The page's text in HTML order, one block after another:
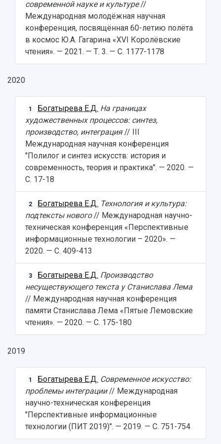
современной науке и культуре//
Международная молодёжная научная
конференция, посвящённая 60-летию полёта
в космос Ю.А. Гагарина «XVI Королёвские
чтения». — 2021. — Т. 3. — С. 1177-1178
2020
1 Богатырева Е.Д. На границах
художественных процессов: синтез,
производство, интеграция// III
Международная научная конференция
"Полилог и синтез искусств: история и
современность, теория и практика". — 2020. —
С. 17-18
2 Богатырева Е.Д. Технология и культура:
подтексты нового// Международная научно-
техническая конференция «Перспективные
информационные технологии – 2020». —
2020. — С. 409-413
3 Богатырева Е.Д. Производство
несуществующего текста у Станислава Лема
// Международная научная конференция
памяти Станислава Лема «Пятые Лемовские
чтения». — 2020. — С. 175-180
2019
1 Богатырева Е.Д. Современное искусство:
проблемы интеграции// Международная
научно-техническая конференция
"Перспективные информационные
технологии (ПИТ 2019)". — 2019. — С. 751-754